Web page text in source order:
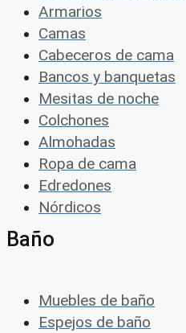
Armarios
Camas
Cabeceros de cama
Bancos y banquetas
Mesitas de noche
Colchones
Almohadas
Ropa de cama
Edredones
Nórdicos
Baño
Muebles de baño
Espejos de baño